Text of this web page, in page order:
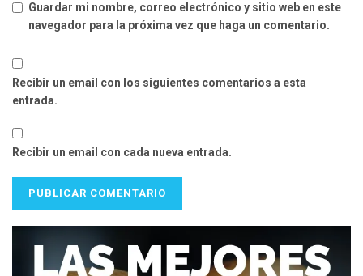
Guardar mi nombre, correo electrónico y sitio web en este
navegador para la próxima vez que haga un comentario.
Recibir un email con los siguientes comentarios a esta
entrada.
Recibir un email con cada nueva entrada.